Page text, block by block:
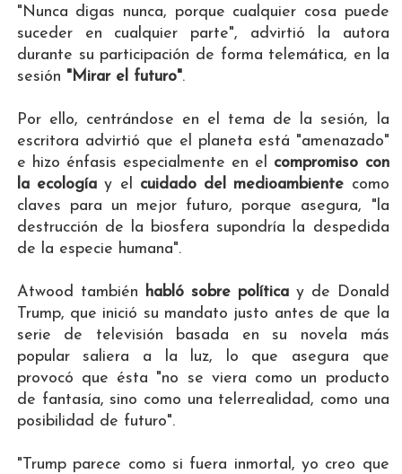
"Nunca digas nunca, porque cualquier cosa puede
suceder en cualquier parte", advirtió la autora
durante su participación de forma telemática, en la
sesión "Mirar el futuro".
Por ello, centrándose en el tema de la sesión, la
escritora advirtió que el planeta está "amenazado"
e hizo énfasis especialmente en el compromiso con
la ecología y el cuidado del medioambiente como
claves para un mejor futuro, porque asegura, "la
destrucción de la biosfera supondría la despedida
de la especie humana".
Atwood también habló sobre política y de Donald
Trump, que inició su mandato justo antes de que la
serie de televisión basada en su novela más
popular saliera a la luz, lo que asegura que
provocó que ésta "no se viera como un producto
de fantasía, sino como una telerrealidad, como una
posibilidad de futuro".
"Trump parece como si fuera inmortal, yo creo que